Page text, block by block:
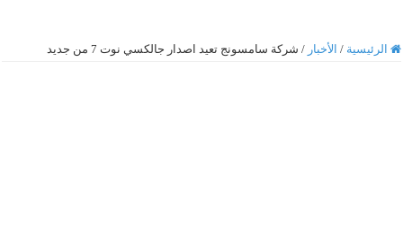
الرئيسية / الأخبار / شركة سامسونج تعيد اصدار جالكسي نوت 7 من جديد